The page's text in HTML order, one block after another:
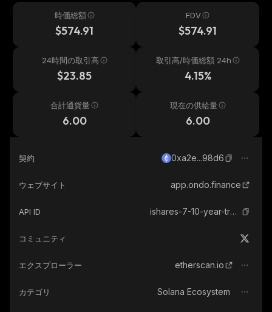
時価総額
$574.91
FDV
$574.91
24時間の取引高
$23.85
取引高/時価総額 24h
4.15%
合計通貨量
6.00
現在の供給量
6.00
契約 0xa2e...98d6
ウェブサイト app.ondo.finance
API ID ishares-7-10-year-treasury-bond-etf-ondo-tokenized
コミュニティ
エクスプローラー etherscan.io
カテゴリ Solana Ecosystem